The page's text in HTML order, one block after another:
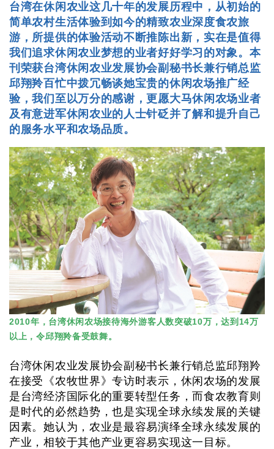
台湾在休闲农业这几十年的发展历程中，从初始的
简单农村生活体验到如今的精致农业深度食农旅
游，所提供的体验活动不断推陈出新，实在是值得
我们追求休闲农业梦想的业者好好学习的对象。本
刊荣获台湾休闲农业发展协会副秘书长兼行销总监
邱翔羚百忙中拨冗畅谈她宝贵的休闲农场推广经
验，我们至以万分的感谢，更愿大马休闲农场业者
及有意进军休闲农业的人士针砭并了解和提升自己
的服务水平和农场品质。
2010年，台湾休闲农场接待海外游客人数突破10万，达到14万
以上，令邱翔羚备受鼓舞。
台湾休闲农业发展协会副秘书长兼行销总监邱翔羚
在接受《农牧世界》专访时表示，休闲农场的发展
是台湾经济国际化的重要转型任务，而食农教育则
是时代的必然趋势，也是实现全球永续发展的关键
因素。她认为，农业是最容易演绎全球永续发展的
产业，相较于其他产业更容易实现这一目标。